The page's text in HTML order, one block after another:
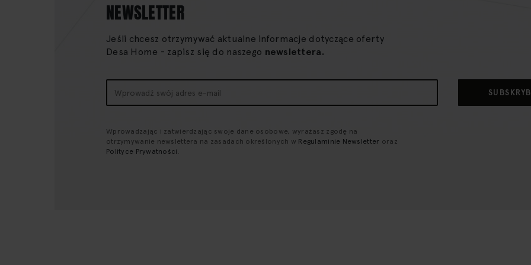
NEWSLETTER
Jeśli chcesz otrzymywać aktualne informacje dotyczące oferty
Desa Home - zapisz się do naszego newslettera.
nasz
Wprowadzając i zatwierdzając swoje dane osobowe, wyrażasz zgodę na
otrzymywanie newslettera na zasadach określonych w Regulaminie Newsletter oraz
Polityce Prywatności